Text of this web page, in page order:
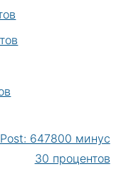
647800 минус
30 процентов